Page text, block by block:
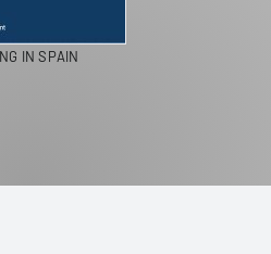
IN SPAIN